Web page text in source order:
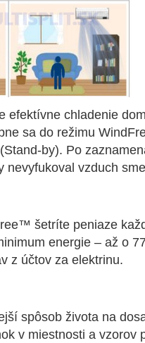
efektívne chladenie
sa do režimu
by). Po
vzduch
šetríte peniaze
energie – až o
z účtov za elektrinu.
spôsob života na
v miestnosti a